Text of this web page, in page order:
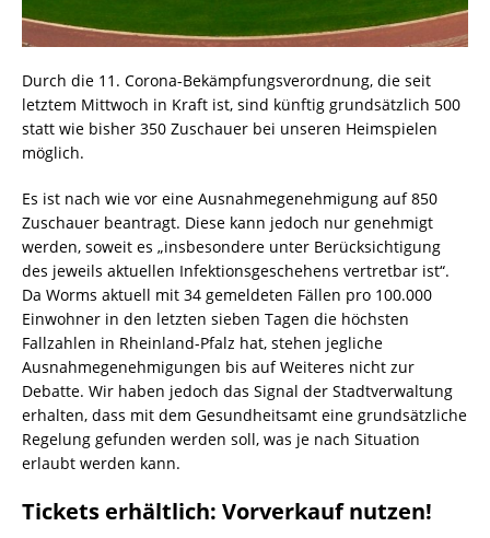
Durch die 11. Corona-Bekämpfungsverordnung, die seit
letztem Mittwoch in Kraft ist, sind künftig grundsätzlich 500
statt wie bisher 350 Zuschauer bei unseren Heimspielen
möglich.
Es ist nach wie vor eine Ausnahmegenehmigung auf 850
Zuschauer beantragt. Diese kann jedoch nur genehmigt
werden, soweit es „insbesondere unter Berücksichtigung
des jeweils aktuellen Infektionsgeschehens vertretbar ist“.
Da Worms aktuell mit 34 gemeldeten Fällen pro 100.000
Einwohner in den letzten sieben Tagen die höchsten
Fallzahlen in Rheinland-Pfalz hat, stehen jegliche
Ausnahmegenehmigungen bis auf Weiteres nicht zur
Debatte. Wir haben jedoch das Signal der Stadtverwaltung
erhalten, dass mit dem Gesundheitsamt eine grundsätzliche
Regelung gefunden werden soll, was je nach Situation
erlaubt werden kann.
Tickets erhältlich: Vorverkauf nutzen!